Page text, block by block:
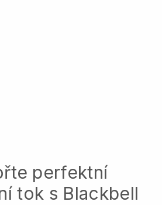
perfektní
tok s Blackbell